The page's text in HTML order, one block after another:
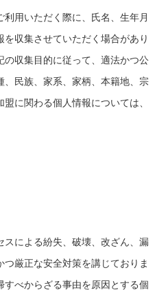
用いただく際に、氏名、生年月
収集させていただく場合があり
の収集目的に従って、適法かつ公
、民族、家系、家柄、本籍地、宗
に関わる個人情報については、
による紛失、破壊、改ざん、漏
厳正な安全対策を講じておりま
べからざる事由を原因とする個